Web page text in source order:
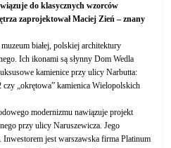
do klasycznych wzorców
zaprojektował Maciej Zień – znany
białej, polskiej architektury
Ich ikonami są słynny Dom Wedla
kamienice przy ulicy Narbutta:
„okrętowa” kamienica Wielopolskich
modernizmu nawiązuje projekt
przy ulicy Naruszewicza. Jego
Inwestorem jest warszawska firma Platinum